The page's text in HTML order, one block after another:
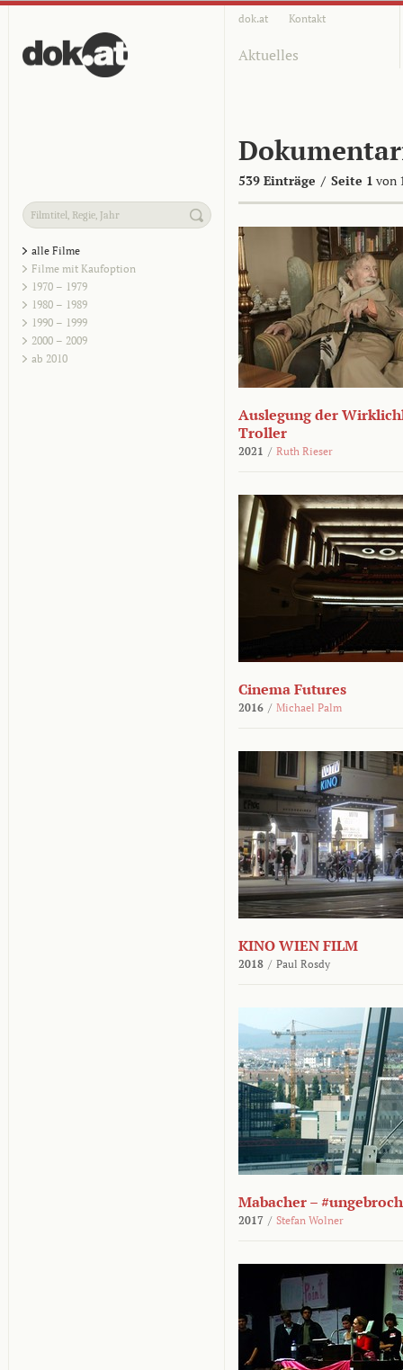
dok.at Kontakt
Aktuelles
539 Einträge / Seite 1 von
alle Filme
Filme mit Kaufoption
1970 – 1979
1980 – 1989
1990 – 1999
2000 – 2009
ab 2010
Auslegung der
Troller
2021 / Ruth Rieser
Cinema Futures
2016 / Michael Palm
KINO WIEN FILM
2018 / Paul Rosdy
Mabacher –
2017 / Stefan Wolner